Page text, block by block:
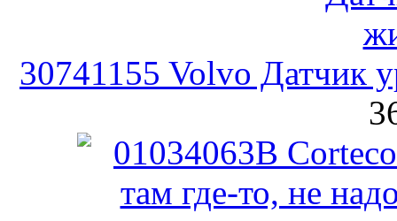
30741155 Volvo Датчик